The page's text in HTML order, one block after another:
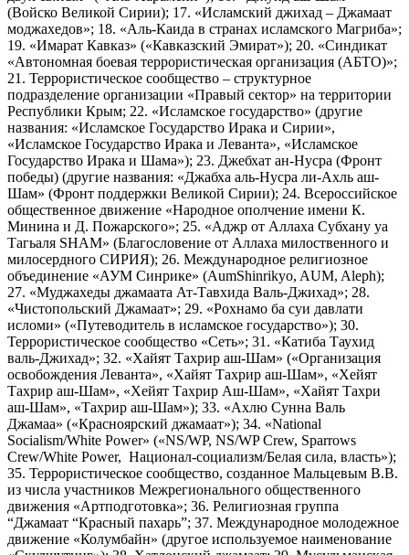
(Войско Великой Сирии); 17. «Исламский джихад – Джамаат
моджахедов»; 18. «Аль-Каида в странах исламского Магриба»;
19. «Имарат Кавказ» («Кавказский Эмират»); 20. «Синдикат
«Автономная боевая террористическая организация (АБТО)»;
21. Террористическое сообщество – структурное
подразделение организации «Правый сектор» на территории
Республики Крым; 22. «Исламское государство» (другие
названия: «Исламское Государство Ирака и Сирии»,
«Исламское Государство Ирака и Леванта», «Исламское
Государство Ирака и Шама»); 23. Джебхат ан-Нусра (Фронт
победы) (другие названия: «Джабха аль-Нусра ли-Ахль аш-
Шам» (Фронт поддержки Великой Сирии); 24. Всероссийское
общественное движение «Народное ополчение имени К.
Минина и Д. Пожарского»; 25. «Аджр от Аллаха Субхану уа
Тагьаля SHAM» (Благословение от Аллаха милоственного и
милосердного СИРИЯ); 26. Международное религиозное
объединение «АУМ Синрике» (AumShinrikyo, AUM, Aleph);
27. «Муджахеды джамаата Ат-Тавхида Валь-Джихад»; 28.
«Чистопольский Джамаат»; 29. «Рохнамо ба суи давлати
исломи» («Путеводитель в исламское государство»); 30.
Террористическое сообщество «Сеть»; 31. «Катиба Таухид
валь-Джихад»; 32. «Хайят Тахрир аш-Шам» («Организация
освобождения Леванта», «Хайят Тахрир аш-Шам», «Хейят
Тахрир аш-Шам», «Хейят Тахрир Аш-Шам», «Хайят Тахри
аш-Шам», «Тахрир аш-Шам»); 33. «Ахлю Сунна Валь
Джамаа» («Красноярский джамаат»); 34. «National
Socialism/White Power» («NS/WP, NS/WP Crew, Sparrows
Crew/White Power, Национал-социализм/Белая сила, власть»);
35. Террористическое сообщество, созданное Мальцевым В.В.
из числа участников Межрегионального общественного
движения «Артподготовка»; 36. Религиозная группа
“Джамаат “Красный пахарь”; 37. Международное молодежное
движение «Колумбайн» (другое используемое наименование